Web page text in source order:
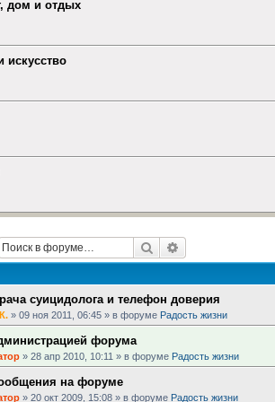
дом и отдых
искусство
Поиск
суицидолога и телефон доверия
» 09 ноя 2011, 06:45 » в форуме Радость жизни
форума
» 28 апр 2010, 10:11 » в форуме Радость жизни
на форуме
» 20 окт 2009, 15:08 » в форуме Радость жизни